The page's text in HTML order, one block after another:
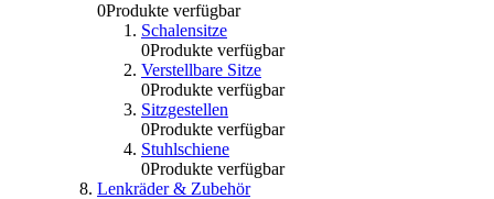
0Produkte verfügbar
Schalensitze
0Produkte verfügbar
Verstellbare Sitze
0Produkte verfügbar
Sitzgestellen
0Produkte verfügbar
Stuhlschiene
0Produkte verfügbar
Lenkräder & Zubehör